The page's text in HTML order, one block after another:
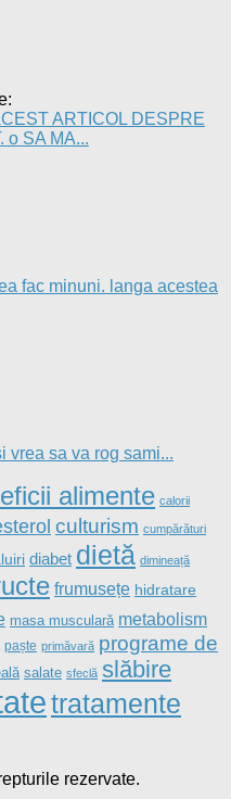
ARTICOL DESPRE
o SA MA...
fac minuni. langa acestea
vrea sa va rog sami...
alimente calorii
culturism cumpărături
diabet dietă dimineață
frumusețe hidratare
masa musculară metabolism
paște primăvară programe de
salate sfeclă slăbire
tratamente
rezervate.